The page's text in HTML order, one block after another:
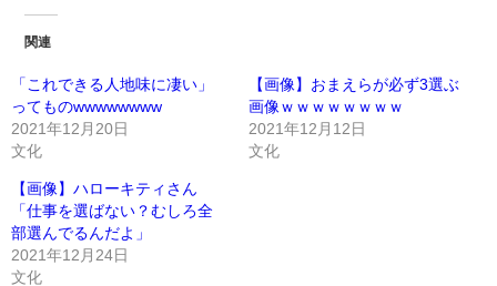
関連
「これできる人地味に凄い」
ってものwwwwwwww
2021年12月20日
文化
【画像】おまえらが必ず3選ぶ
画像ｗｗｗｗｗｗｗｗ
2021年12月12日
文化
【画像】ハローキティさん
「仕事を選ばない？むしろ全
部選んでるんだよ」
2021年12月24日
文化